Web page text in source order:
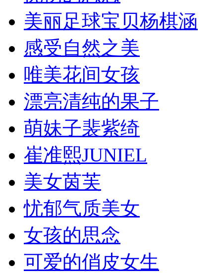
美丽足球宝贝杨棋涵
感受自然之美
唯美花间女孩
漂亮清纯的果子
萌妹子裴紫绮
崔准熙JUNIEL
美女茵芙
忧郁气质美女
女孩的思念
可爱的俏皮女生